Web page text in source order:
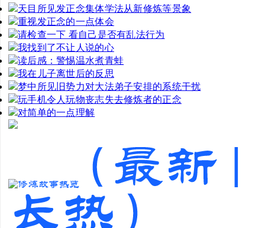
天目所见发正念集体学法从新修炼等景象
重视发正念的一点体会
请检查一下 看自己是否有乱法行为
我找到了不让人说的心
读后感：警惕温水煮青蛙
我在儿子离世后的反思
梦中所见旧势力对大法弟子安排的系统干扰
玩手机令人玩物丧志失去修炼者的正念
对简单的一点理解